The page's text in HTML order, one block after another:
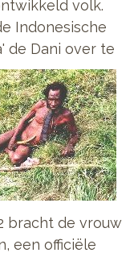
volk.
Indonesische
de Dani over te
bracht de vrouw
een officiële